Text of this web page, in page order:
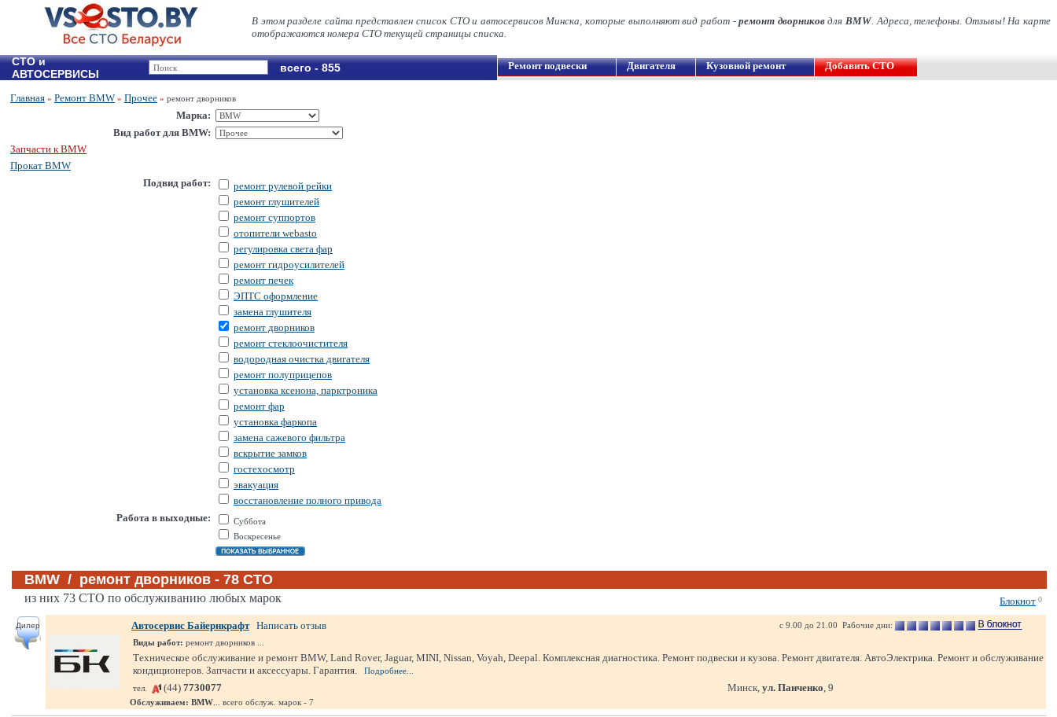
В этом разделе сайта представлен список СТО и автосервисов Минска, которые выполняют вид работ -ремонт дворниковдля BMW. Адреса, телефоны. Отзывы! На карте
отображаются номера СТО текущей страницы списка.
СТО и
АВТОСЕРВИСЫ
всего - 855 Ремонт подвески Двигателя Кузовной ремонт Добавить СТО
Главная » Ремонт BMW » Прочее » ремонт дворников
Марка:
Вид работ для BMW:
Запчасти к BMW
Прокат BMW
Подвид работ:
ремонт рулевой рейки
ремонт глушителей
ремонт суппортов
отопители webasto
регулировка света фар
ремонт гидроусилителей
ремонт печек
ЭПТС оформление
замена глушителя
ремонт дворников
ремонт стеклоочистителя
водородная очистка двигателя
ремонт полуприцепов
установка ксенона, парктроника
ремонт фар
установка фаркопа
замена сажевого фильтра
вскрытие замков
гостехосмотр
эвакуация
восстановление полного привода
Работа в выходные:
Суббота
Воскресенье
BMW / ремонт дворников - 78 СТО
Блокнот 0
из них 73 СТО по обслуживанию любых марок
Дилер Автосервис Байернкрафт Написать отзыв
с 9.00 до 21.00 Рабочие дни:
Виды работ: ремонт дворников ...
Техническое обслуживание и ремонт BMW, Land Rover, Jaguar, MINI, Nissan, Voyah, Deepal. Комплексная диагностика. Ремонт подвески и кузова. Ремонт двигателя. АвтоЭлектрика. Ремонт и обслуживание
кондиционеров. Запчасти и аксессуары. Гарантия.
Подробнее...
тел.
(44) 7730077 Минск, ул. Панченко, 9
Обслуживаем: BMW ... всего обслуж. марок - 7